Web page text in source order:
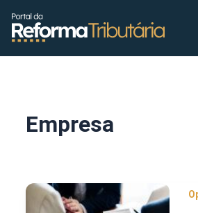
conteúdo
Empresa